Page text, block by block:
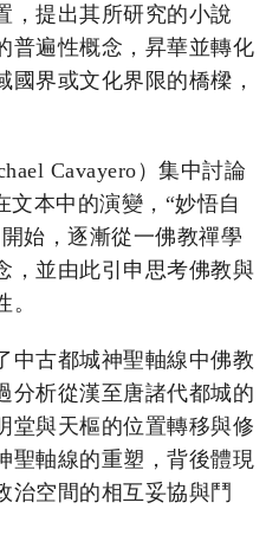
，提出其所研究的小說
普遍性概念，昇華並轉化
國界或文化界限的橋樑，
Cavayero）集中討論
文本中的演變，“妙悟自
始，逐漸從一佛教禪學
，並由此引申思考佛教與
中古都城神聖軸線中佛教
分析從漢至唐諸代都城的
堂與天樞的位置轉移與修
聖軸線的重塑，背後體現
治空間的相互妥協與鬥